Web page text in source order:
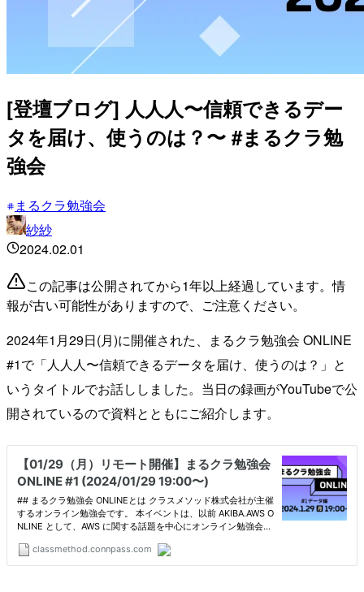
[登壇ブログ] 人人人〜信頼できるデー
タを届け、使うのは？〜 #まるクラ勉
強会
まるクラ勉強会
紗紗
2024.02.01
この記事は公開されてから1年以上経過しています。情
報が古い可能性がありますので、ご注意ください。
2024年1月29日(月)に開催された、まるクラ勉強会 ONLINE
#1で「人人人〜信頼できるデータを届け、使うのは？」と
いうタイトルでお話ししました。当日の録画がYouTubeで公
開されているので資料とともにご紹介します。